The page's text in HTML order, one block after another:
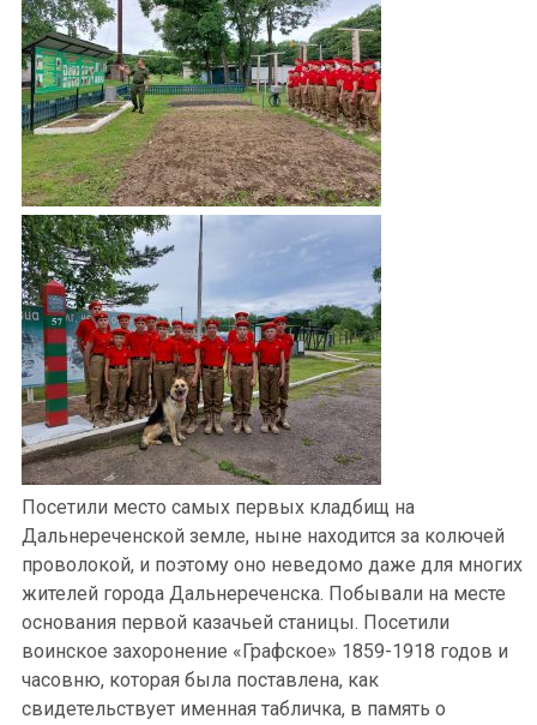
Посетили место самых первых кладбищ на
Дальнереченской земле, ныне находится за колючей
проволокой, и поэтому оно неведомо даже для многих
жителей города Дальнереченска. Побывали на месте
основания первой казачьей станицы. Посетили
воинское захоронение «Графское» 1859-1918 годов и
часовню, которая была поставлена, как
свидетельствует именная табличка, в память о